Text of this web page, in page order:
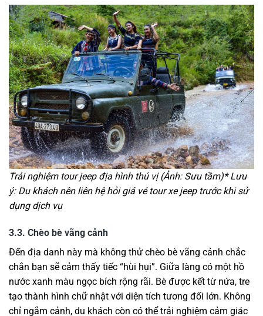
Trải nghiệm tour jeep địa hình thú vị (Ảnh: Sưu tầm)* Lưu
ý: Du khách nên liên hệ hỏi giá vé tour xe jeep trước khi sử
dụng dịch vụ
3.3. Chèo bè vãng cảnh
Đến địa danh này mà không thử chèo bè vãng cảnh chắc
chắn bạn sẽ cảm thấy tiếc “hùi hụi”. Giữa làng có một hồ
nước xanh màu ngọc bích rộng rãi. Bè được kết từ nứa, tre
tạo thành hình chữ nhật với diện tích tương đối lớn. Không
chỉ ngắm cảnh, du khách còn có thể trải nghiệm cảm giác